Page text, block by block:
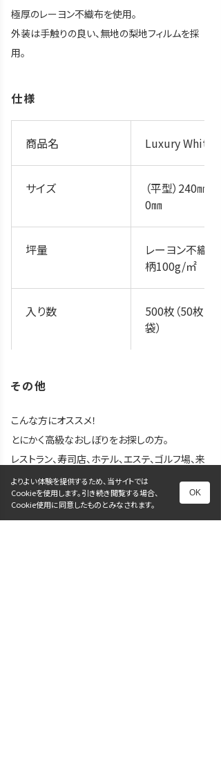
極厚のレーヨン不織布を使用。
外装は手触りの良い、無地の梨地フィルムを採
用。
仕様
商品名 Luxury White
サイズ
（平型）240㎜
0㎜
坪量
レーヨン不織布Ｌ
柄100g/㎡
入り数
500枚（50枚×10
袋）
その他
こんな方にオススメ！
とにかく高級なおしぼりをお探しの方。
レストラン、寿司店、ホテル、エステ、ゴルフ場、来
客用など
よりよい体験を提供するため、当サイトでは
Cookieを使用します。引き続き閲覧する場合、
Cookie使用に同意したものとみなされます。
OK